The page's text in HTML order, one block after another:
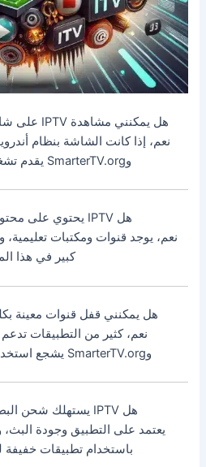
هل يمكنني مشاهدة IPTV على شاشة تعمل باللمس؟ 👆📺
نعم، إذا كانت الشاشة بنظام
وSmarterTV.org يقدم تشغيل مرن وسلس.
هل IPTV يحتوي على محتوى تعليمي؟ 📚🧠
كبير في هذا
هل يمكنني قفل قنوات معينة
نعم، كثير من التطبيقات تدعم
وSmarterTV.org يشجع استخدامها لحماية الأطفال.
هل IPTV يستهلك شحن البطارية بسرعة؟ 🔋⚡
باستخدام تطبيقات خفيفة